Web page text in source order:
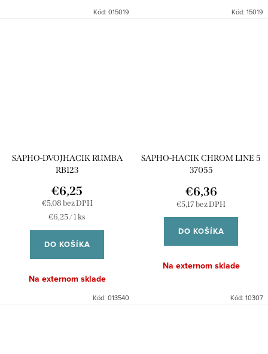
Kód: 015019 Kód: 15019
SAPHO-DVOJHACIK RUMBA
RB123
€5,08 bez DPH
€6,25
Jednotková
cena:
€6,25 / 1 ks
DO KOŠÍKA
Na externom sklade
Kód: 013540
SAPHO-HACIK CHROM LINE 5
37055
€5,17 bez DPH
€6,36
DO KOŠÍKA
Na externom sklade
Kód: 10307